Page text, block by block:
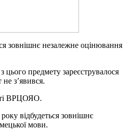
зовнішнє незалежне оцінювання
цього предмету зареєструвалося
не з’явився.
ВРЦОЯО.
відбудеться зовнішнє
мови.